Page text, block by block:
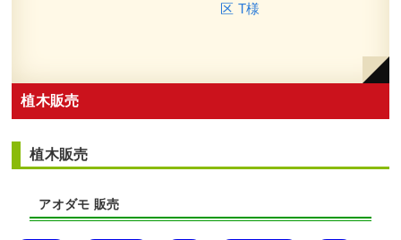
区 T様
植木販売
植木販売
アオダモ 販売